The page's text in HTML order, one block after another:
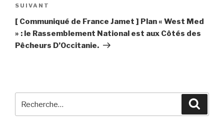
Article
suivant
SUIVANT
[ Communiqué de France Jamet ] Plan « West Med
» : le Rassemblement National est aux Côtés des
Pêcheurs D’Occitanie.